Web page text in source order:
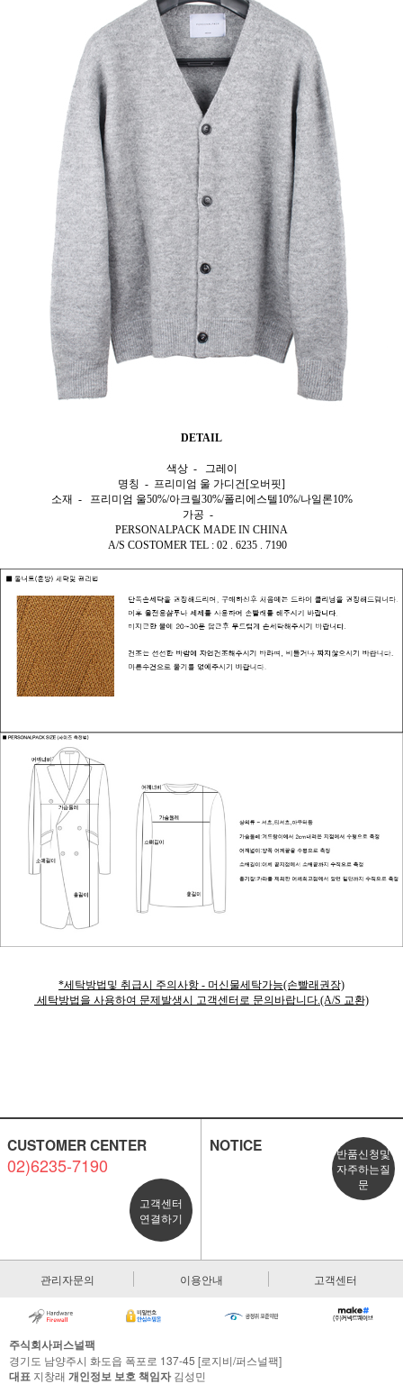
DETAIL
색상 - 그레이
명칭 - 프리미엄 울 가디건[오버핏]
소재 - 프리미엄 울50%/아크릴30%/폴리에스텔10%/나일론10%
가공 -
PERSONALPACK MADE IN CHINA
A/S COSTOMER TEL : 02 . 6235 . 7190
*세탁방법및 취급시 주의사항 - 머신물세탁가능(손빨래권장)
세탁방법을 사용하여 문제발생시 고객센터로 문의바랍니다.(A/S 교환)
CUSTOMER CENTER
02)6235-7190
고객센터
연결하기
NOTICE
반품신청및
자주하는질
문
관리자문의 이용안내 고객센터
주식회사퍼스널팩
경기도 남양주시 화도읍 폭포로 137-45 [로지비/퍼스널팩]
대표 지창래 개인정보 보호 책임자김성민